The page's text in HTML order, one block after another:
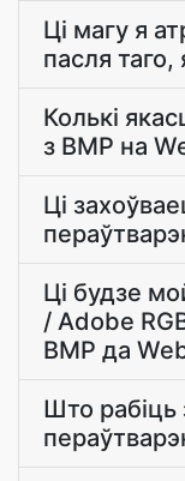
Ці магу я
пасля
Колькі
з BMP на
Ці
Ці будзе
/ Adobe
BMP да
Што рабіць